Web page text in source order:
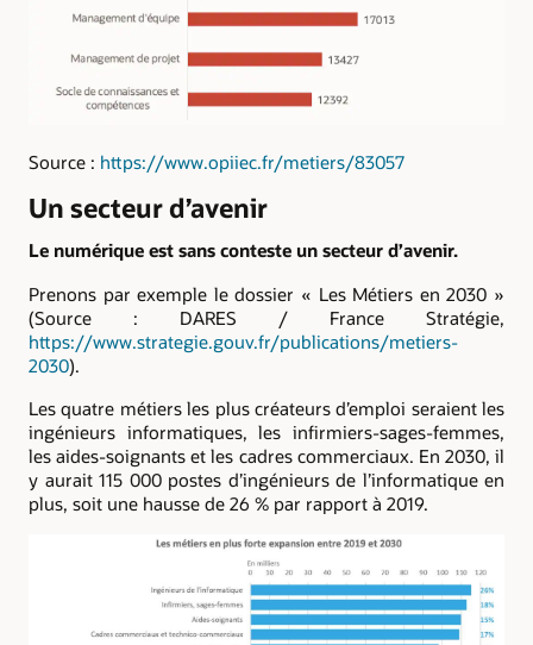
Source : https://www.opiiec.fr/metiers/83057
Un secteur d’avenir
Le numérique est sans conteste un secteur d’avenir.
Prenons par exemple le dossier « Les Métiers en 2030 »
(Source : DARES / France Stratégie,
https://www.strategie.gouv.fr/publications/metiers-
2030).
Les quatre métiers les plus créateurs d’emploi seraient les
ingénieurs informatiques, les infirmiers-sages-femmes,
les aides-soignants et les cadres commerciaux. En 2030, il
y aurait 115 000 postes d’ingénieurs de l’informatique en
plus, soit une hausse de 26 % par rapport à 2019.